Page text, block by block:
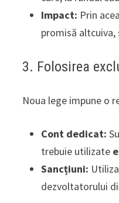
Impact: Prin
promisă
3. Folosirea
Noua lege impune o
Cont dedicat:
trebuie utilizate
Sancțiuni:
dezvoltatorului